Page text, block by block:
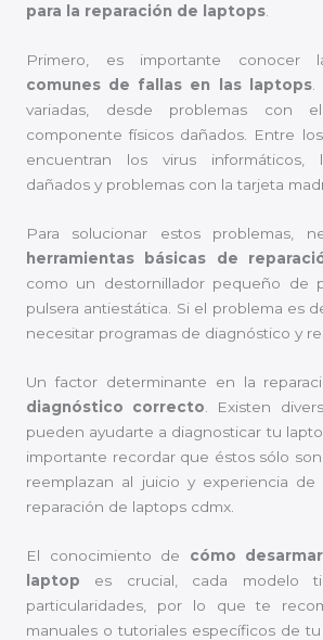
para la reparación de laptops.
Primero, es importante conocer
comunes de fallas en las laptops.
variadas, desde problemas con
componente físicos dañados. Entre
encuentran los virus informáticos,
dañados y problemas con la tarjeta
Para solucionar estos problemas,
herramientas básicas de
como un destornillador pequeño de
pulsera antiestática. Si el problema es
necesitar programas de diagnóstico y
Un factor determinante en la
diagnóstico correcto . Existen
pueden ayudarte a diagnosticar tu
importante recordar que éstos sólo
reemplazan al juicio y experiencia
reparación de laptops cdmx.
El conocimiento de cómo
laptop es crucial, cada modelo
particularidades, por lo que te
manuales o tutoriales específicos de